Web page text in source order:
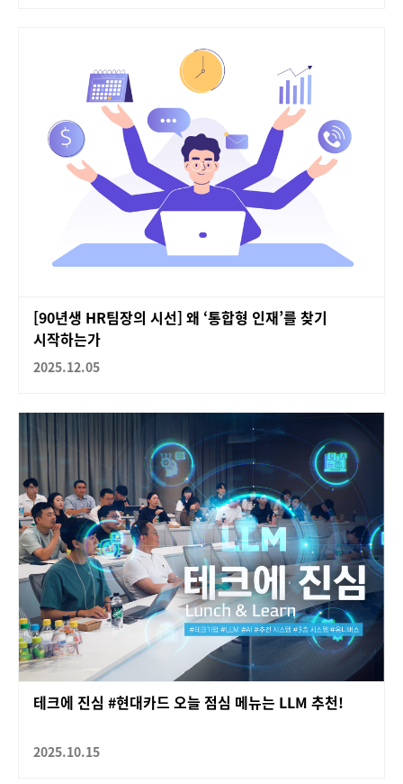
[90년생 HR팀장의 시선] 왜 ‘통합형 인재’를 찾기
시작하는가
2025.12.05
테크에 진심 #현대카드 오늘 점심 메뉴는 LLM 추천!
2025.10.15